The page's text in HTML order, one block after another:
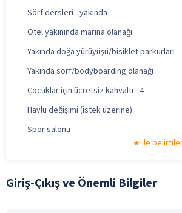
Sörf dersleri - yakında
Otel yakınında marina olanağı
Yakında doğa yürüyüşü/bisiklet parkurları
Yakında sörf/bodyboarding olanağı
Çocuklar için ücretsiz kahvaltı - 4
Havlu değişimi (istek üzerine)
Spor salonu
ile
Giriş-Çıkış ve Önemli Bilgiler